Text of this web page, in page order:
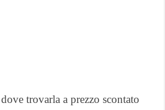
trovarla a prezzo scontato